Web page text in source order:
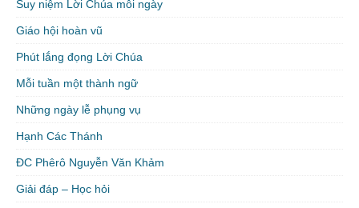
Suy niệm Lời Chúa mỗi ngày
Giáo hội hoàn vũ
Phút lắng đọng Lời Chúa
Mỗi tuần một thành ngữ
Những ngày lễ phụng vụ
Hạnh Các Thánh
ĐC Phêrô Nguyễn Văn Khảm
Giải đáp – Học hỏi